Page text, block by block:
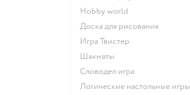
Hobby world
Доска для рисования
Игра Твистер
Шахматы
Словодел игра
Логические настольные игры